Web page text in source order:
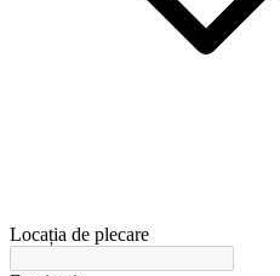
Locația de plecare